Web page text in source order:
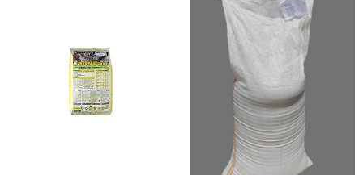
Cuști de transport
Hrană (furaje)